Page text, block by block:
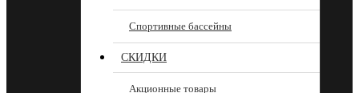
Спортивные бассейны
СКИДКИ
Акционные товары